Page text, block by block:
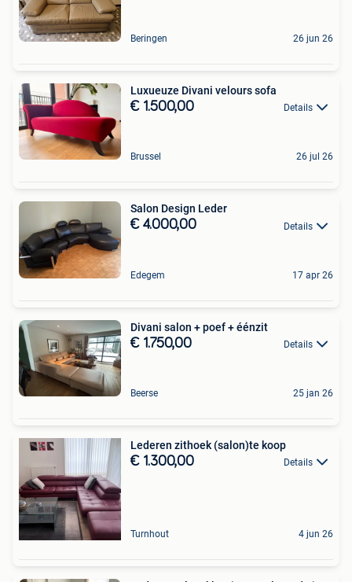
Beringen 26 jun 26
Luxueuze Divani velours sofa
€ 1.500,00 Details
Brussel 26 jul 26
Salon Design Leder
€ 4.000,00 Details
Edegem 17 apr 26
Divani salon + poef + éénzit
€ 1.750,00 Details
Beerse 25 jan 26
Lederen zithoek (salon)te koop
€ 1.300,00 Details
Turnhout 4 jun 26